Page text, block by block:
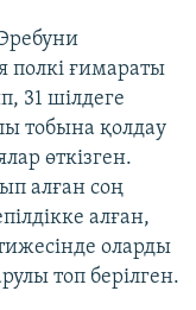
полкі ғимараты
31 шілдеге
тобына қолдау
өткізген.
алған соң
алған,
оларды
топ берілген.